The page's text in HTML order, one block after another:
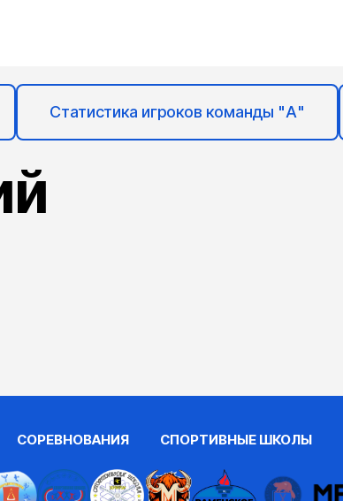
Статистика игроков команды "А"
СОРЕВНОВАНИЯ СПОРТИВНЫЕ ШКОЛЫ